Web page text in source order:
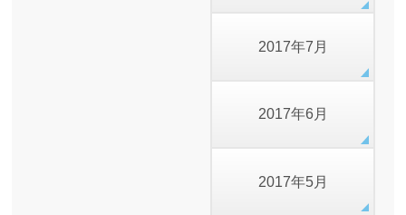
2017年7月
2017年6月
2017年5月